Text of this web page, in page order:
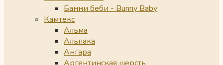
Банни беби - Bunny Baby
Камтекс
Альма
Альпака
Ангара